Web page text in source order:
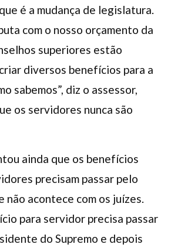
é a mudança de legislatura.
com o nosso orçamento da
superiores estão
diversos benefícios para a
sabemos”, diz o assessor,
os servidores nunca são
ainda que os benefícios
precisam passar pelo
não acontece com os juízes.
para servidor precisa passar
do Supremo e depois